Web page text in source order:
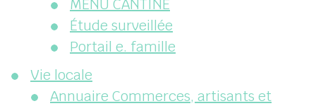
MENU CANTINE
Étude surveillée
Portail e. famille
Vie locale
Annuaire Commerces, artisants et